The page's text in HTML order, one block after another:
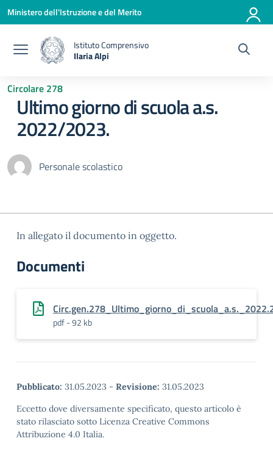
Vai ai contenuti
Vai al menu di navigazione
Vai al footer
Ministero dell'Istruzione e del Merito
Istituto Comprensivo
Ilaria Alpi
Circolare 278
Ultimo giorno di scuola a.s.
2022/2023.
Personale scolastico
In allegato il documento in oggetto.
Documenti
pdf - 92 kb
Pubblicato: 31.05.2023 - Revisione: 31.05.2023
Eccetto dove diversamente specificato, questo articolo è
stato rilasciato sotto Licenza Creative Commons
Attribuzione 4.0 Italia.